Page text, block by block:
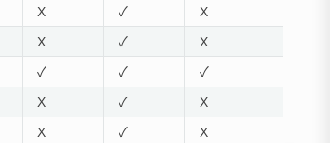
X ✓ X
X ✓ X
✓ ✓ ✓
X ✓ X
X ✓ X